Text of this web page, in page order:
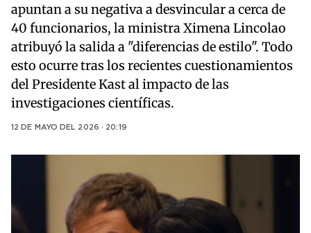
apuntan a su negativa a desvincular a cerca de
40 funcionarios, la ministra Ximena Lincolao
atribuyó la salida a "diferencias de estilo". Todo
esto ocurre tras los recientes cuestionamientos
del Presidente Kast al impacto de las
investigaciones científicas.
12 DE MAYO DEL 2026 · 20:19